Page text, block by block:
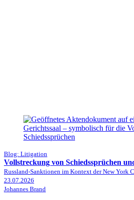
Blog: Litigation
Vollstreckung von Schiedssprüchen
Russland-Sanktionen im Kontext der New York
23.07.2026
Johannes Brand